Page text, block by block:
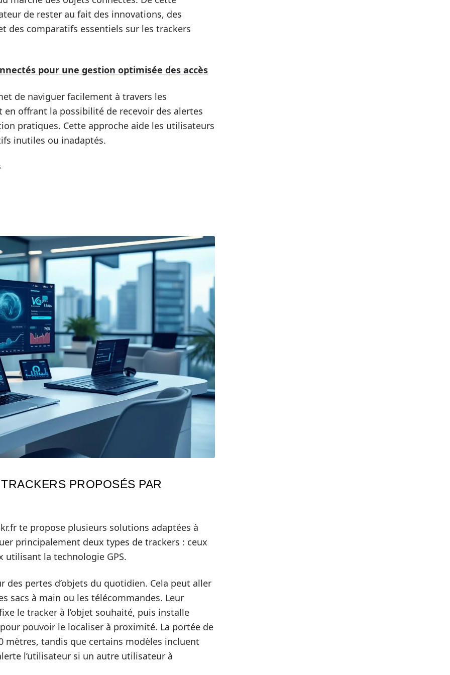
de rester au fait des innovations, des
des comparatifs essentiels sur les trackers
pour une gestion optimisée des accès
de naviguer facilement à travers les
offrant la possibilité de recevoir des alertes
pratiques. Cette approche aide les utilisateurs
inutiles ou inadaptés.
PROPOSÉS PAR
te propose plusieurs solutions adaptées à
principalement deux types de trackers : ceux
la technologie GPS.
des pertes d’objets du quotidien. Cela peut aller
sacs à main ou les télécommandes. Leur
le tracker à l’objet souhaité, puis installe
pouvoir le localiser à proximité. La portée de
mètres, tandis que certains modèles incluent
l’utilisateur si un autre utilisateur à